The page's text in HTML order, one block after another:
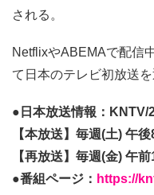
される。
NetflixやABEMAで配信
て日本のテレビ初放送を
●日本放送情報：KNTV/
【本放送】毎週(土) 午
【再放送】毎週(金) 午
●番組ページ： https://